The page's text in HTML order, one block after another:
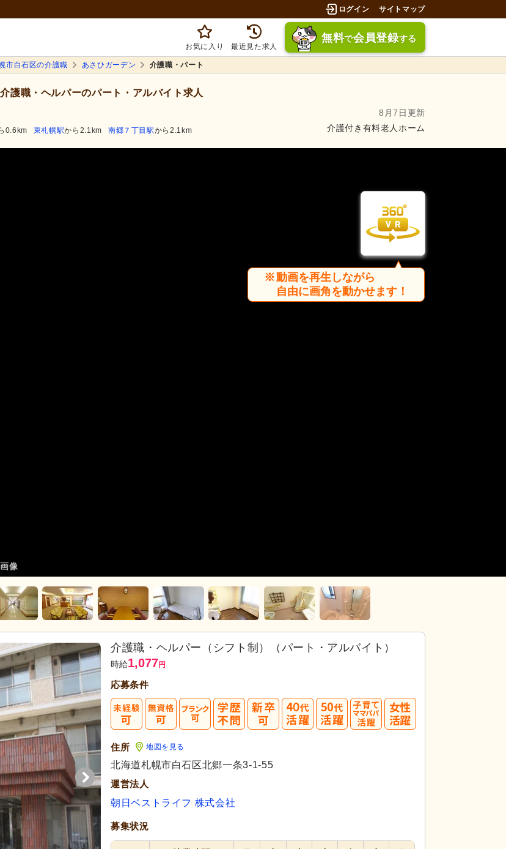
ログイン サイトマップ
お気に入り 最近見た求人
無料で会員登録する
市白石区の介護職 あさひガーデン 介護職・パート
護職・ヘルパーのパート・アルバイト求人
8月7日更新
介護付き有料老人ホーム
0.6km 東札幌駅から2.1km 南郷７丁目駅から2.1km
動画を再生しながら
自由に画角を動かせます！
像
介護職・ヘルパー（シフト制）（パート・アルバイト）
時給1,077円
応募条件
住所 地図を見る
北海道札幌市白石区北郷一条3-1-55
運営法人
朝日ベストライフ 株式会社
募集状況